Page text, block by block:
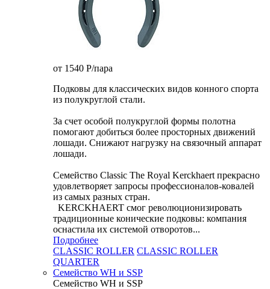
от 1540 P/пара
Подковы для классических видов конного спорта
из полукруглой стали.
За счет особой полукруглой формы полотна
помогают добиться более просторных движений
лошади. Снижают нагрузку на связочный аппарат
лошади.
Семейство Classic The Royal Kerckhaert прекрасно
удовлетворяет запросы профессионалов-ковалей
из самых разных стран.
KERCKHAERT смог революционизировать
традиционные конические подковы: компания
оснастила их системой отворотов...
Подробнее
CLASSIC ROLLER CLASSIC ROLLER
QUARTER
Семейство WH и SSP
Семейство WH и SSP